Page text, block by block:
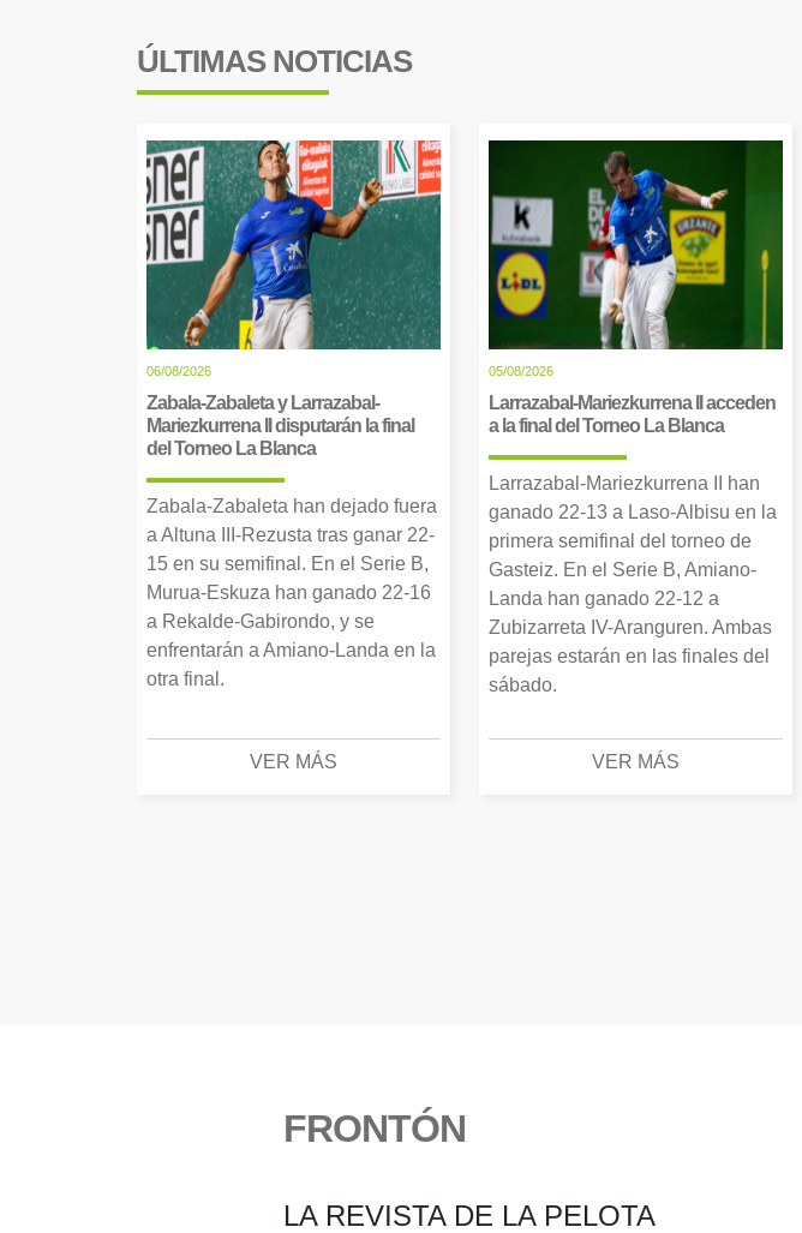
ÚLTIMAS NOTICIAS
06/08/2026
Zabala-Zabaleta y Larrazabal-
Mariezkurrena II disputarán la final
del Torneo La Blanca
Zabala-Zabaleta han dejado fuera
a Altuna III-Rezusta tras ganar 22-
15 en su semifinal. En el Serie B,
Murua-Eskuza han ganado 22-16
a Rekalde-Gabirondo, y se
enfrentarán a Amiano-Landa en la
otra final.
VER MÁS
05/08/2026
Larrazabal-Mariezkurrena II acceden
a la final del Torneo La Blanca
Larrazabal-Mariezkurrena II han
ganado 22-13 a Laso-Albisu en la
primera semifinal del torneo de
Gasteiz. En el Serie B, Amiano-
Landa han ganado 22-12 a
Zubizarreta IV-Aranguren. Ambas
parejas estarán en las finales del
sábado.
VER MÁS
FRONTÓN
LA REVISTA DE LA PELOTA